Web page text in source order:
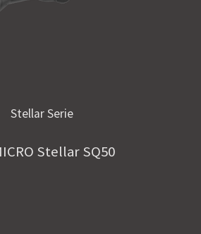
Stellar Serie
Stellar SQ50